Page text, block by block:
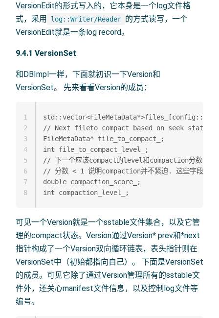
VersionEdit的形式写入的，它本身是一个log文件格
式，采用
log::Writer/Reader 的方式读写，一个
VersionEdit就是一条log record。
9.4.1 VersionSet
和DBImpl一样，下面就初识一下Version和
VersionSet。 先来看看Version的成员：
// Next fileto compact based on seek stats. 下
FileMetaData* file_to_compact_;
int file_to_compact_level_;
// 下一个应该compact的level和compaction分数.
// 分数 < 1 说明compaction并不紧迫. 这些字段
double compaction_score_;
1
2
3
4
5
6
7
8
可见一个Version就是一个sstable文件集合，以及它管
理的compact状态。Version通过Version* prev和*next
指针构成了一个Version双向循环链表，表头指针则在
VersionSet中（初始都指向自己）。 下面是VersionSet
的成员。可见它除了通过Version管理所有的sstable文
件外，还关心manifest文件信息，以及控制log文件等
编号。